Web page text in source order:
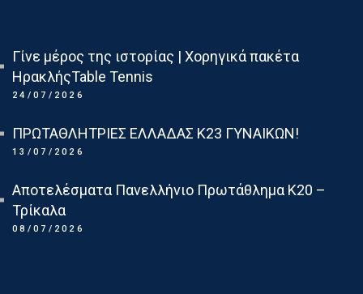
Γίνε μέρος της ιστορίας | Χορηγικά πακέτα
ΗρακλήςTable Tennis
24/07/2026
ΠΡΩΤΑΘΛΗΤΡΙΕΣ ΕΛΛΑΔΑΣ Κ23 ΓΥΝΑΙΚΩΝ!
13/07/2026
Αποτελέσματα Πανελλήνιο Πρωτάθλημα Κ20 –
Τρίκαλα
08/07/2026